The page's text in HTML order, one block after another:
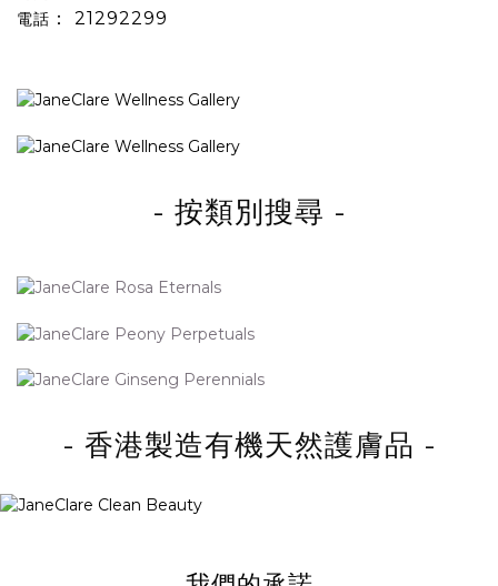
電話 ： 21292299
- 按類別搜尋 -
- 香港製造有機天然護膚品 -